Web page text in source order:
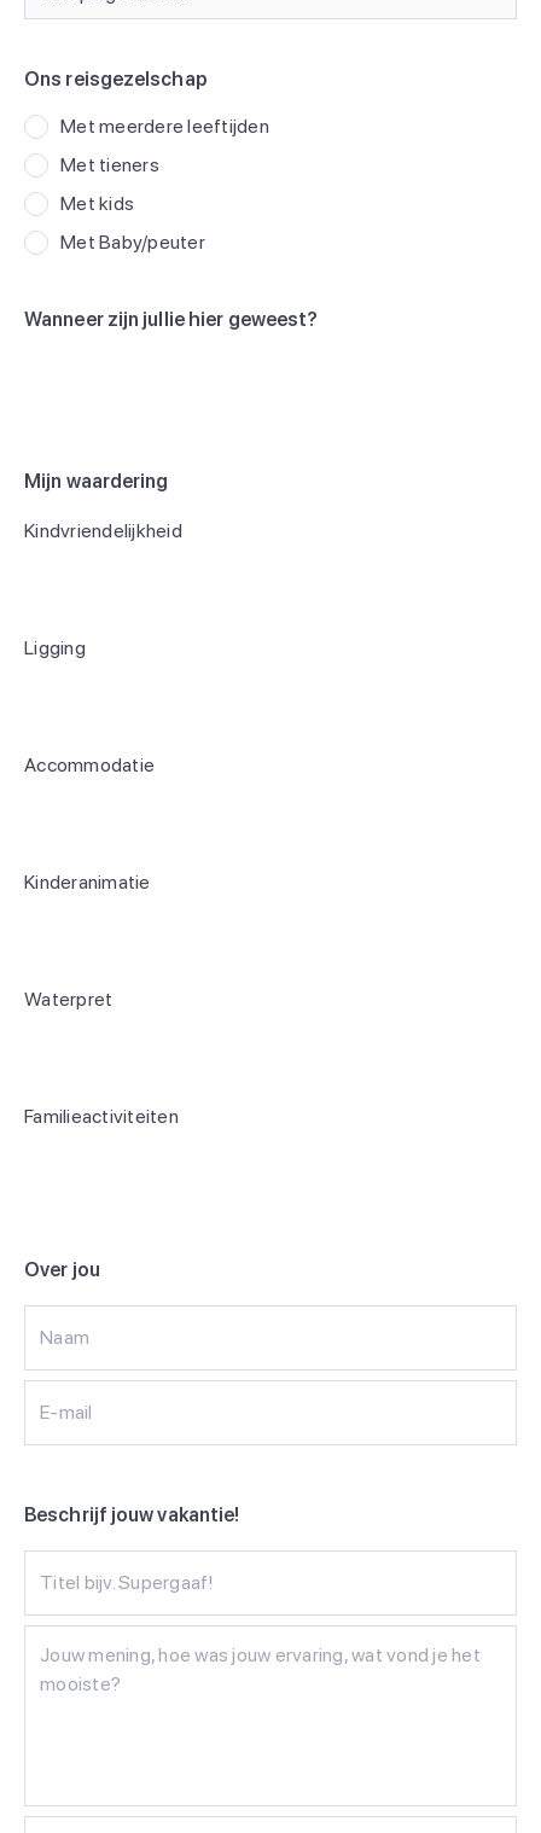
Ons reisgezelschap
Met meerdere leeftijden
Met tieners
Met kids
Met Baby/peuter
Wanneer zijn jullie hier geweest?
Mijn waardering
Kindvriendelijkheid
Ligging
Accommodatie
Kinderanimatie
Waterpret
Familieactiviteiten
Over jou
Naam
E-mail
Beschrijf jouw vakantie!
Titel bijv. Supergaaf!